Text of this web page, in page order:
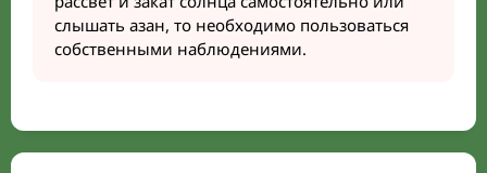
слышать азан, то необходимо пользоваться
собственными наблюдениями.